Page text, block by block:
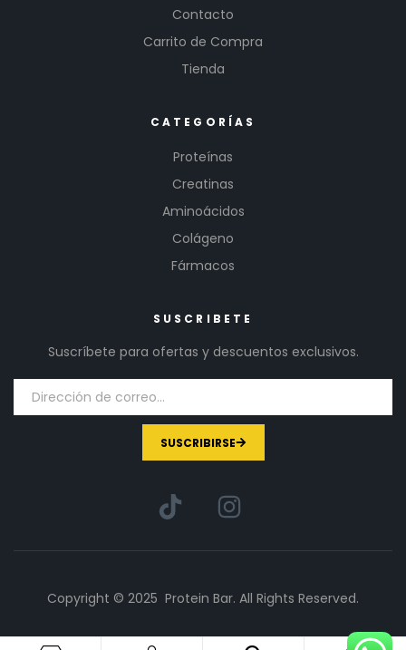
Contacto
Carrito de Compra
Tienda
CATEGORÍAS
Proteínas
Creatinas
Aminoácidos
Colágeno
Fármacos
SUSCRIBETE
Suscríbete para ofertas y descuentos exclusivos.
SUSCRIBIRSE
Copyright © 2025 Protein Bar. All Rights Reserved.